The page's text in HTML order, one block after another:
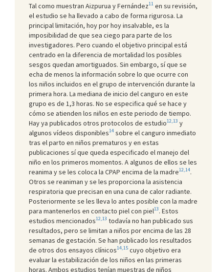
Tal como muestran Aizpurua y Fernández11 en su revisión,
el estudio se ha llevado a cabo de forma rigurosa. La
principal limitación, hoy por hoy insalvable, es la
imposibilidad de que sea ciego para parte de los
investigadores. Pero cuando el objetivo principal está
centrado en la diferencia de mortalidad los posibles
sesgos quedan amortiguados. Sin embargo, sí que se
echa de menos la información sobre lo que ocurre con
los niños incluidos en el grupo de intervención durante la
primera hora. La mediana de inicio del canguro en este
grupo es de 1,3 horas. No se especifica qué se hace y
cómo se atienden los niños en este periodo de tiempo.
Hay ya publicados otros protocolos de estudio12,13 y
algunos vídeos disponibles14 sobre el canguro inmediato
tras el parto en niños prematuros y en estas
publicaciones sí que queda especificado el manejo del
niño en los primeros momentos. A algunos de ellos se les
reanima y se les coloca la CPAP encima de la madre12,14.
Otros se reaniman y se les proporciona la asistencia
respiratoria que precisan en una cuna de calor radiante.
Posteriormente se les lleva lo antes posible con la madre
para mantenerlos en contacto piel con piel13. Estos
estudios mencionados12,13 todavía no han publicado sus
resultados, pero se limitan a niños por encima de las 28
semanas de gestación. Se han publicado los resultados
de otros dos ensayos clínicos14,15 cuyo objetivo era
evaluar la estabilización de los niños en las primeras
horas. Ambos estudios tenían muestras de niños